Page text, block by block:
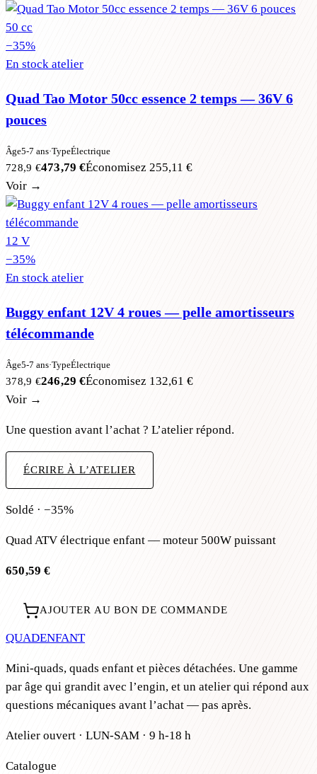
50 cc
−35%
En stock atelier
Quad Tao Motor 50cc essence 2 temps — 36V 6
pouces
Âge5-7 ans·TypeÉlectrique
728,9 €473,79 €Économisez255,11 €
Voir →
12 V
−35%
En stock atelier
Buggy enfant 12V 4 roues — pelle amortisseurs
télécommande
Âge5-7 ans·TypeÉlectrique
378,9 €246,29 €Économisez 132,61 €
Voir →
Une question avant l’achat ? L’atelier répond.
ÉCRIRE À L’ATELIER
Soldé · −35%
Quad ATV électrique enfant — moteur 500W puissant
650,59 €
AJOUTER AU BON DE COMMANDE
QUADENFANT
Mini-quads, quads enfant et pièces détachées. Une gamme
par âge qui grandit avec l’engin, et un atelier qui répond aux
questions mécaniques avant l’achat — pas après.
Atelier ouvert · LUN-SAM · 9 h-18 h
Catalogue